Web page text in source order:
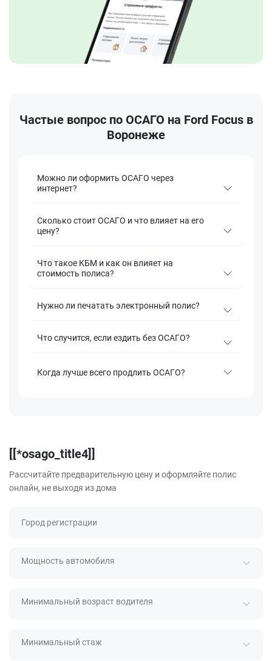
Частые вопрос по ОСАГО на Ford Focus в
Воронеже
Можно ли оформить ОСАГО через
интернет?
Сколько стоит ОСАГО и что влияет на его
цену?
Что такое КБМ и как он влияет на
стоимость полиса?
Нужно ли печатать электронный полис?
Что случится, если ездить без ОСАГО?
Когда лучше всего продлить ОСАГО?
[[*osago_title4]]
Рассчитайте предварительную цену и оформляйте полис
онлайн, не выходя из дома
Город регистрации
Мощность автомобиля
Минимальный возраст водителя
Минимальный стаж